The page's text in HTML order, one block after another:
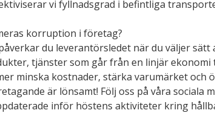
vi fyllnadsgrad i befintliga
korruption i företag?
du leverantörsledet när du väljer sätt
tjänster som går från en linjär ekonomi
minska kostnader, stärka varumärket
är lönsamt! Följ oss på våra sociala
inför höstens aktiviteter kring